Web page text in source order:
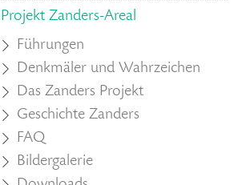
Projekt Zanders-Areal
Führungen
Denkmäler und Wahrzeichen
Das Zanders Projekt
Geschichte Zanders
FAQ
Bildergalerie